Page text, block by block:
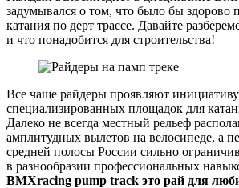
задумывался о том, что было бы здорово
катания по дерт трассе. Давайте
и что понадобится для строительства!
Все чаще райдеры проявляют
специализированных площадок для
Далеко не всегда местный рельеф
амплитудных вылетов на велосипеде, а
средней полосы России сильно
в разнообразии профессиональных
BMXracing pump track это рай для